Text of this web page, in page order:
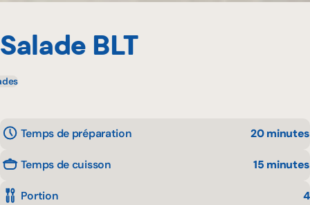
Salade BLT
Temps de préparation 20 minutes
Temps de cuisson 15 minutes
Portion 4